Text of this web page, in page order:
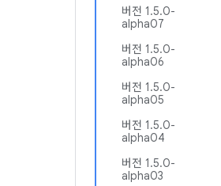
버전 1.5.0-
alpha07
버전 1.5.0-
alpha06
버전 1.5.0-
alpha05
버전 1.5.0-
alpha04
버전 1.5.0-
alpha03